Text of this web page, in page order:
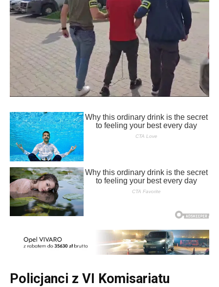
Policjanci z VI Komisariatu